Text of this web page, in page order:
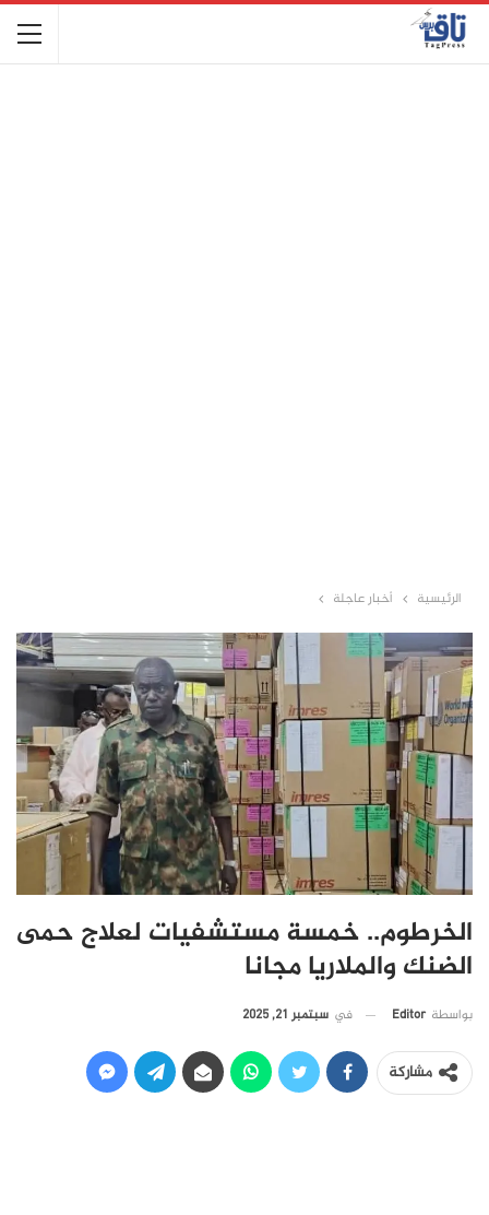
الرئيسية أخبار عاجلة
الخرطوم.. خمسة مستشفيات لعلاج حمى
الضنك والملاريا مجانا
بواسطة Editor في سبتمبر 21, 2025
مشاركة